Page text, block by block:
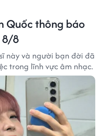
Quốc thông báo
8/8
này và người bạn đời đã
trong lĩnh vực âm nhạc.